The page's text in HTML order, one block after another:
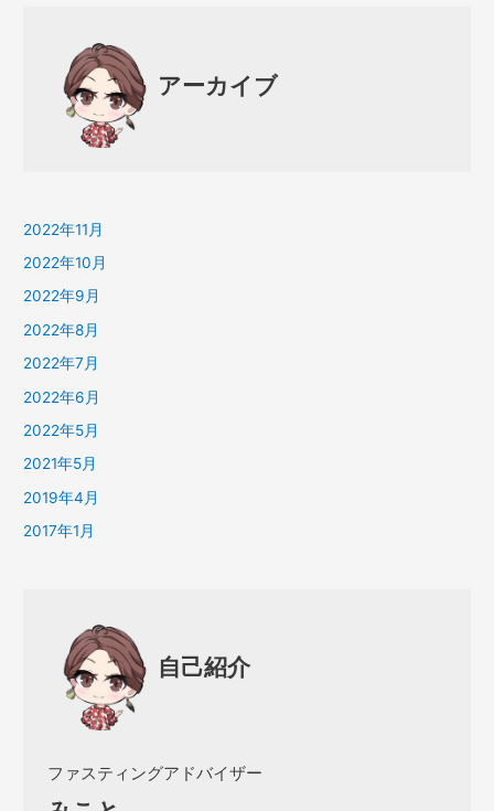
アーカイブ
2022年11月
2022年10月
2022年9月
2022年8月
2022年7月
2022年6月
2022年5月
2021年5月
2019年4月
2017年1月
自己紹介
ファスティングアドバイザー